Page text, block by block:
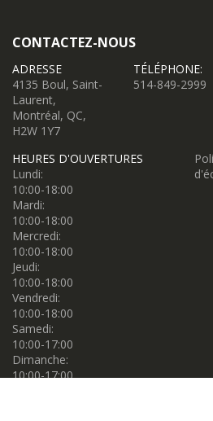
CONTACTEZ-NOUS
ADRESSE
4135 Boul, Saint-
Laurent,
Montréal, QC,
H2W 1Y7
TÉLÉPHONE:
514-849-2999
HEURES D'OUVERTURES
Lundi:
10:00-18:00
Mardi:
10:00-18:00
Mercredi:
10:00-18:00
Jeudi:
10:00-18:00
Vendredi:
10:00-18:00
Samedi:
10:00-17:00
Dimanche:
10:00-17:00